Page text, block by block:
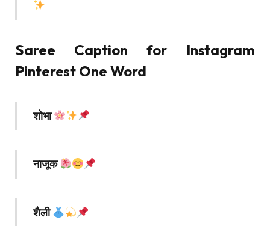
Saree Caption for Instagram
Pinterest One Word
शोभा
नाजूक
शैली